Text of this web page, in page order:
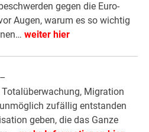
gegen die Euro-
Augen, warum es so wichtig
weiter hier
–
Migration
zufällig entstanden
geben, die das Ganze